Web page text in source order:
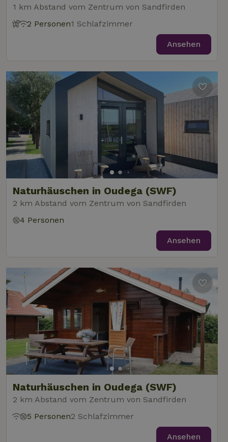
1 km Abstand vom Zentrum von Sandfirden
2 Personen1 Schlafzimmer
Ansehen
Naturhäuschen in Oudega (SWF)
2 km Abstand vom Zentrum von Sandfirden
4 Personen
Ansehen
Naturhäuschen in Oudega (SWF)
2 km Abstand vom Zentrum von Sandfirden
5 Personen2 Schlafzimmer
Ansehen